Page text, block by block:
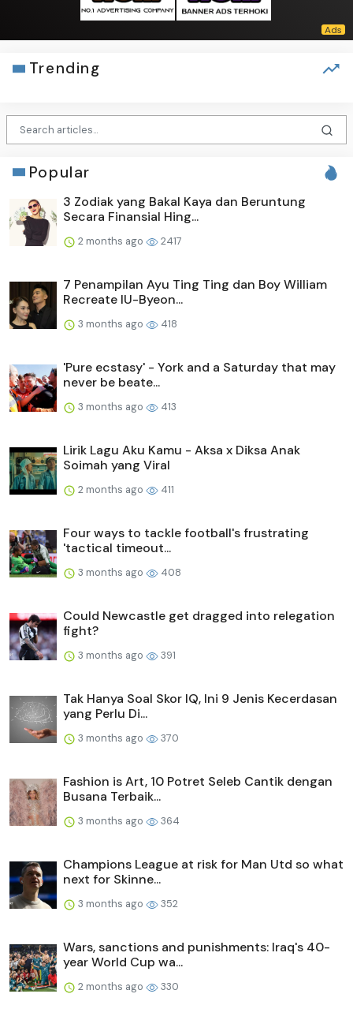
Trending
Popular
3 Zodiak yang Bakal Kaya dan Beruntung
Secara Finansial Hing...
2 months ago 2417
7 Penampilan Ayu Ting Ting dan Boy William
Recreate IU-Byeon...
3 months ago 418
'Pure ecstasy' - York and a Saturday that may
never be beate...
3 months ago 413
Lirik Lagu Aku Kamu - Aksa x Diksa Anak
Soimah yang Viral
2 months ago 411
Four ways to tackle football's frustrating
'tactical timeout...
3 months ago 408
Could Newcastle get dragged into relegation
fight?
3 months ago 391
Tak Hanya Soal Skor IQ, Ini 9 Jenis Kecerdasan
yang Perlu Di...
3 months ago 370
Fashion is Art, 10 Potret Seleb Cantik dengan
Busana Terbaik...
3 months ago 364
Champions League at risk for Man Utd so what
next for Skinne...
3 months ago 352
Wars, sanctions and punishments: Iraq's 40-
year World Cup wa...
2 months ago 330